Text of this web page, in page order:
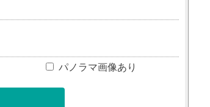
パノラマ画像あり